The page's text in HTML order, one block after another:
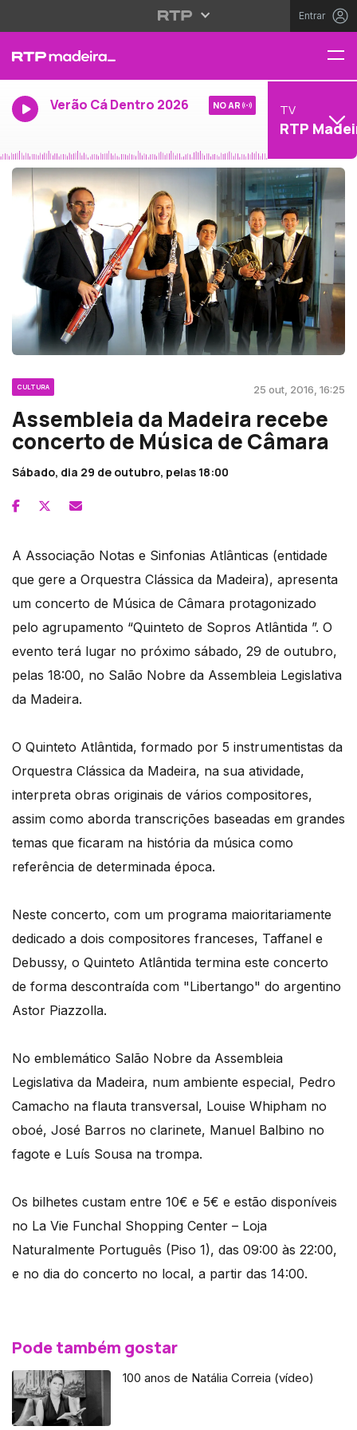
Entrar
Verão Cá Dentro 2026 NO AR TV
RTP
CULTURA 25 out, 2016, 16:25
Assembleia da Madeira recebe
concerto de Música de Câmara
Sábado, dia 29 de outubro, pelas 18:00
A Associação Notas e Sinfonias Atlânticas (entidade
que gere a Orquestra Clássica da Madeira), apresenta
um concerto de Música de Câmara protagonizado
pelo agrupamento “Quinteto de Sopros Atlântida ”. O
evento terá lugar no próximo sábado, 29 de outubro,
pelas 18:00, no Salão Nobre da Assembleia Legislativa
da Madeira.
O Quinteto Atlântida, formado por 5 instrumentistas da
Orquestra Clássica da Madeira, na sua atividade,
interpreta obras originais de vários compositores,
assim como aborda transcrições baseadas em grandes
temas que ficaram na história da música como
referência de determinada época.
Neste concerto, com um programa maioritariamente
dedicado a dois compositores franceses, Taffanel e
Debussy, o Quinteto Atlântida termina este concerto
de forma descontraída com "Libertango" do argentino
Astor Piazzolla.
No emblemático Salão Nobre da Assembleia
Legislativa da Madeira, num ambiente especial, Pedro
Camacho na flauta transversal, Louise Whipham no
oboé, José Barros no clarinete, Manuel Balbino no
fagote e Luís Sousa na trompa.
Os bilhetes custam entre 10€ e 5€ e estão disponíveis
no La Vie Funchal Shopping Center – Loja
Naturalmente Português (Piso 1), das 09:00 às 22:00,
e no dia do concerto no local, a partir das 14:00.
Pode também gostar
100 anos de Natália Correia (vídeo)